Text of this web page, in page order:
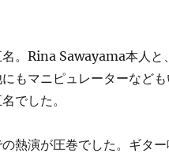
。Rina Sawayama本人と
もマニピュレーターなど
でした。
熱演が圧巻でした。ギタ